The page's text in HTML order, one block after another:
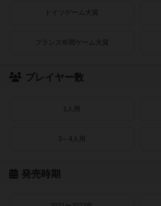
ドイツゲーム大賞
フランス年間ゲーム大賞
プレイヤー数
1人用
3～4人用
発売時期